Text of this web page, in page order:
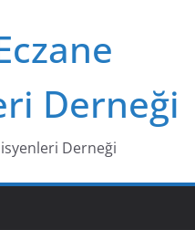
Derneği
Derneği